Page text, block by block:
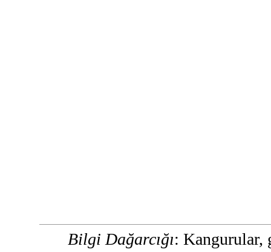
Bilgi Dağarcığı: Kangurular,